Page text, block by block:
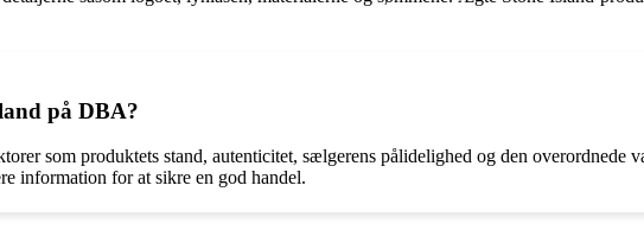
på DBA?
som produktets stand, autenticitet, sælgerens pålidelighed og den overordnede
information for at sikre en god handel.